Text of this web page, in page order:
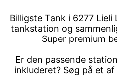
Billigste Tank i 6277
tankstation og
Super premium
Er den passende
inkluderet? Søg på et